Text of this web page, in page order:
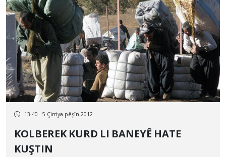
13:40 - 5 Çirriya pêşîn 2012
KOLBEREK KURD LI BANEYÊ HATE
KUŞTIN